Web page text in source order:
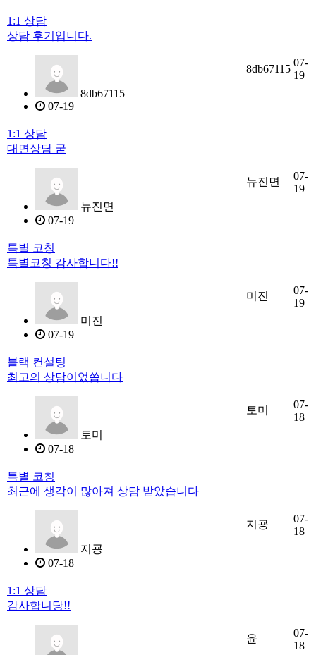
1:1 상담
상담 후기입니다.
8db67115
07-19
8db67115
07-
19
1:1 상담
대면상담 굳
뉴진면
07-19
뉴진면
07-
19
특별 코칭
특별코칭 감사합니다!!
미진
07-19
미진
07-
19
블랙 컨설팅
최고의 상담이었씁니다
토미
07-18
토미
07-
18
특별 코칭
최근에 생각이 많아져 상담 받았습니다
지굥
07-18
지굥
07-
18
1:1 상담
감사합니당!!
윤
07-
18